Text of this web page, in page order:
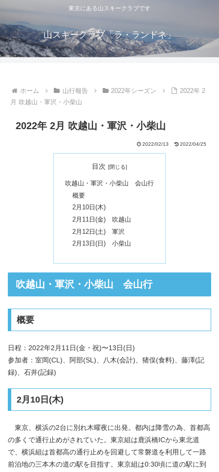
東京にある山スキークラブです
山スキークラブ「ラ・ランドネ」
ホーム 山行報告 2022年シーズン
2022年 2
月 吹越山・軍沢・小柴山
2022年 2月 吹越山・軍沢・小柴山
2022/02/13 2022/04/25
目次
吹越山・軍沢・小柴山 会山行
概要
2月10日(木)
2月11日(金) 吹越山
2月12日(土) 軍沢
2月13日(日) 小柴山
吹越山・軍沢・小柴山 会山行
概要
日程：2022年2月11日(金・祝)〜13日(日)
参加者：室岡(CL)、阿部(SL)、八木(会計)、猪俣(食料)、藤澤(記
録)、石井(記録)
2月10日(木)
東京、横浜の2台に別れ木曜夜に出発。都内は降雪の為、首都高
の多くで通行止めがされていた。東京組は鹿浜橋ICから東北道
で、横浜組は首都高の通行止めを回避して常磐道を利用して一路
前泊地の三本木の道の駅を目指す。東京組は0:30頃に道の駅に到